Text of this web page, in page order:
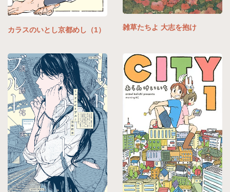
カラスのいとし京都めし（1） 雑草たちよ 大志を抱け